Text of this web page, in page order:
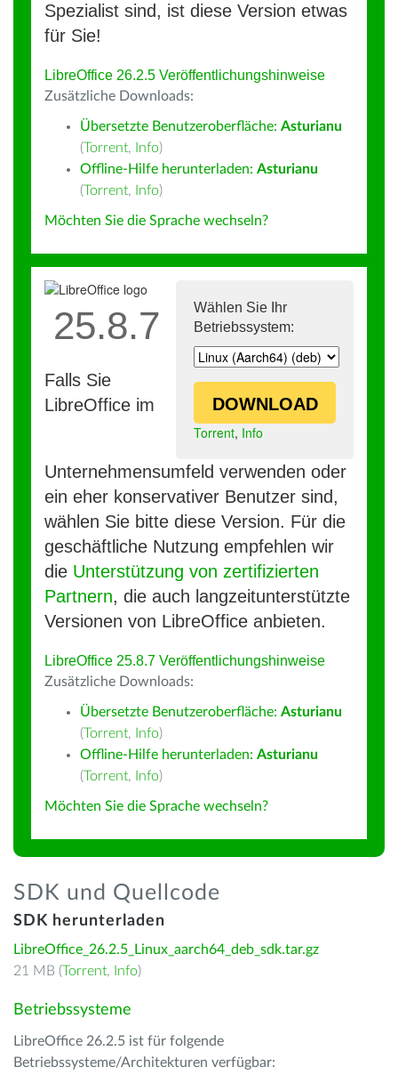
Spezialist sind, ist diese Version etwas
für Sie!
LibreOffice 26.2.5 Veröffentlichungshinweise
Zusätzliche Downloads:
Übersetzte Benutzeroberfläche: Asturianu
(Torrent, Info)
Offline-Hilfe herunterladen: Asturianu
(Torrent, Info)
Möchten Sie die Sprache wechseln?
Wählen Sie Ihr
Betriebssystem:
DOWNLOAD
Torrent, Info
25.8.7
Falls Sie
LibreOffice im
Unternehmensumfeld verwenden oder
ein eher konservativer Benutzer sind,
wählen Sie bitte diese Version. Für die
geschäftliche Nutzung empfehlen wir
die Unterstützung von zertifizierten
Partnern, die auch langzeitunterstützte
Versionen von LibreOffice anbieten.
LibreOffice 25.8.7 Veröffentlichungshinweise
Zusätzliche Downloads:
Übersetzte Benutzeroberfläche: Asturianu
(Torrent, Info)
Offline-Hilfe herunterladen: Asturianu
(Torrent, Info)
Möchten Sie die Sprache wechseln?
SDK und Quellcode
SDK herunterladen
LibreOffice_26.2.5_Linux_aarch64_deb_sdk.tar.gz
21 MB (Torrent, Info)
Betriebssysteme
LibreOffice 26.2.5 ist für folgende
Betriebssysteme/Architekturen verfügbar: